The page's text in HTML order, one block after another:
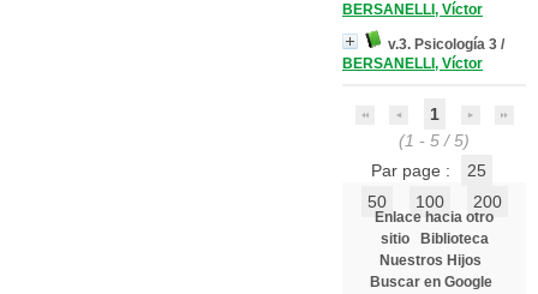
BERSANELLI, Víctor
v.3. Psicología 3 /
BERSANELLI, Víctor
1
(1 - 5 / 5)
Par page :
25
50
100 200
Enlace hacia otro
sitio
Biblioteca
Nuestros Hijos
Buscar en Google